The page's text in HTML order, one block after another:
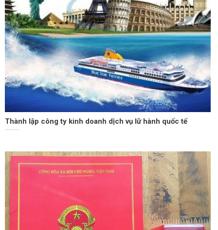
Thành lập công ty kinh doanh dịch vụ lữ hành quốc tế